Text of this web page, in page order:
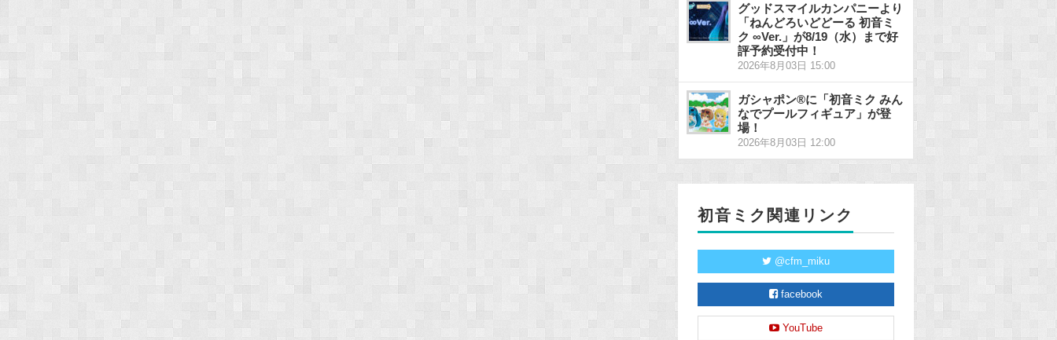
グッドスマイルカンパニーより
「ねんどろいどどーる 初音ミ
ク ∞Ver.」が8/19（水）まで好
評予約受付中！
2026年8月03日 15:00
ガシャポン®に「初音ミク みん
なでプールフィギュア」が登
場！
2026年8月03日 12:00
初音ミク関連リンク
@cfm_miku
facebook
YouTube